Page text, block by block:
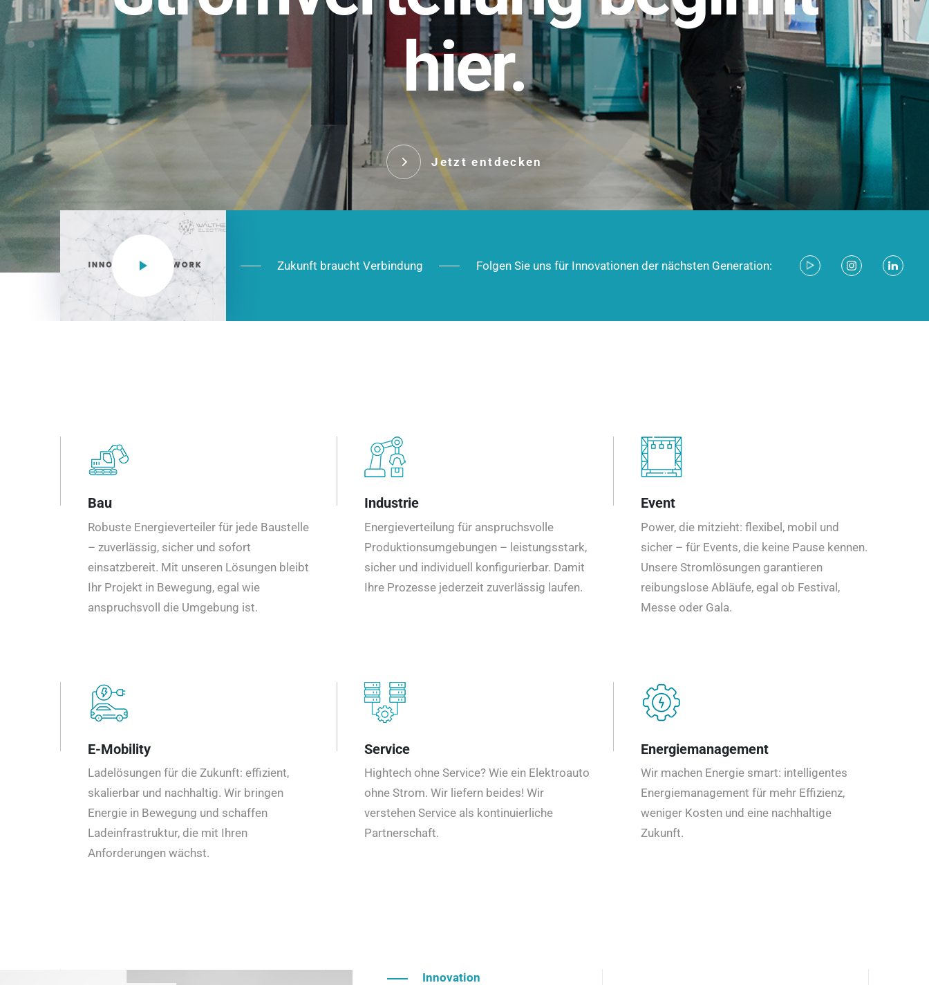
hier.
Jetzt entdecken
NEO CEE: Energieverteilung mit System. Robust im Alltag,
effizient in der Installation, zukunftsfähig im Ausbau.
Das innovative Stecksystem für industrielle Anwendungen –
robust, IP-geschützt und zukunftsfähig.
Jetzt entdecken
Zukunft braucht Verbindung Folgen Sie uns für Innovationen der nächsten Generation:
Bau
Robuste Energieverteiler für jede Baustelle
– zuverlässig, sicher und sofort
einsatzbereit. Mit unseren Lösungen bleibt
Ihr Projekt in Bewegung, egal wie
anspruchsvoll die Umgebung ist.
Industrie
Energieverteilung für anspruchsvolle
Produktionsumgebungen – leistungsstark,
sicher und individuell konfigurierbar. Damit
Ihre Prozesse jederzeit zuverlässig laufen.
Event
Power, die mitzieht: flexibel, mobil und
sicher – für Events, die keine Pause kennen.
Unsere Stromlösungen garantieren
reibungslose Abläufe, egal ob Festival,
Messe oder Gala.
E-Mobility
Ladelösungen für die Zukunft: effizient,
skalierbar und nachhaltig. Wir bringen
Energie in Bewegung und schaffen
Ladeinfrastruktur, die mit Ihren
Anforderungen wächst.
Service
Hightech ohne Service? Wie ein Elektroauto
ohne Strom. Wir liefern beides! Wir
verstehen Service als kontinuierliche
Partnerschaft.
Energiemanagement
Wir machen Energie smart: intelligentes
Energiemanagement für mehr Effizienz,
weniger Kosten und eine nachhaltige
Zukunft.
Innovation